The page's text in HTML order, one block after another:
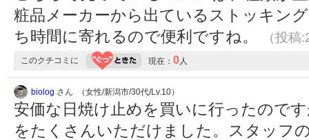
粧品メーカーから出ているストッキン
ち時間に寄れるので便利ですね。
（投
このクチコミに 現在： 0人
biolog さん （女性/新潟市/30代/Lv.10）
安価な日焼け止めを買いに行ったので
をたくさんいただけました。スタッフ